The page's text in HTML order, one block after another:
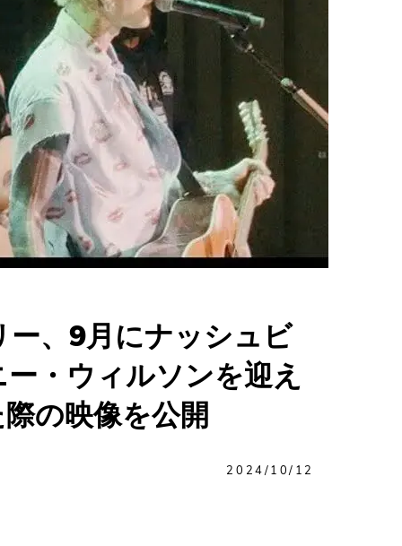
、9月にナッシュビ
・ウィルソンを迎え
の映像を公開
2024/10/12